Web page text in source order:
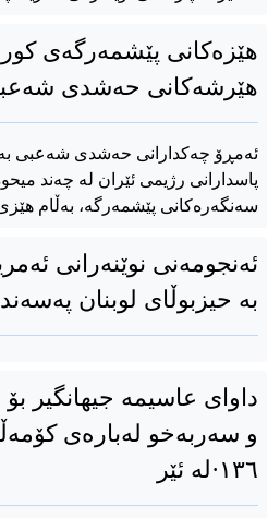
هێزەکانی پێشمەرگەی
هێرشەکانی حەشدی
ئەمڕۆ چەکدارانی حەشدی شەعبی بە
پاسدارانی رژیمی ئێران لە چەند
سەنگەرەکانی پێشمەرگە، بەڵام
بە حیزبوڵای لوبنان
داوای عاسیمە جیهانگیر
و سەربەخو لەبارەی
۱۳٦·لە ئێر